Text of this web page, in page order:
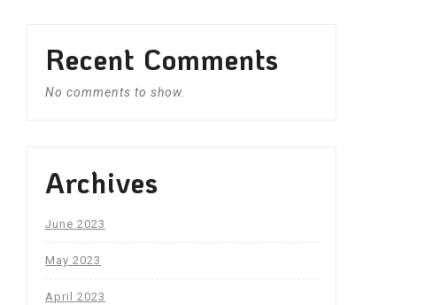
Recent Comments
No comments to show.
Archives
June 2023
May 2023
April 2023